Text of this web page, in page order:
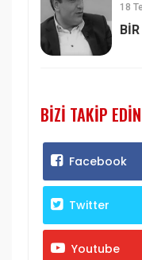
18
BIZI TAKIP EDIN
Facebook
Twitter
Youtube